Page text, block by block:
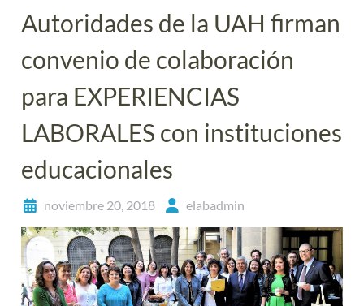
Autoridades de la UAH firman
convenio de colaboración
para EXPERIENCIAS
LABORALES con instituciones
educacionales
noviembre 20, 2018 elabadmin